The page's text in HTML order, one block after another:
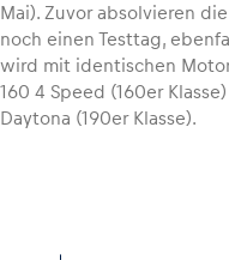
Glossar
Mai). Zuvor absolvieren
noch einen Testtag,
wird mit identischen
160 4 Speed (160er
Daytona (190er Klasse).